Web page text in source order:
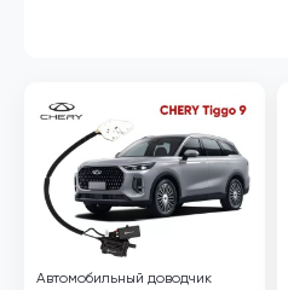
Автомобильный доводчик